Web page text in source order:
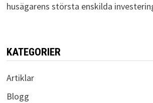
husägarens största enskilda
KATEGORIER
Artiklar
Blogg